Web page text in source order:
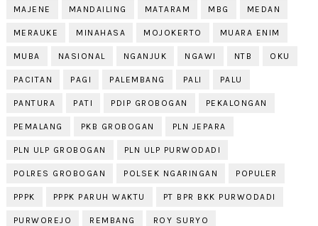
MAJENE MANDAILING MATARAM MBG MEDAN
MERAUKE MINAHASA MOJOKERTO MUARA ENIM
MUBA NASIONAL NGANJUK NGAWI NTB OKU
PACITAN PAGI PALEMBANG PALI PALU
PANTURA PATI PDIP GROBOGAN PEKALONGAN
PEMALANG PKB GROBOGAN PLN JEPARA
PLN ULP GROBOGAN PLN ULP PURWODADI
POLRES GROBOGAN POLSEK NGARINGAN POPULER
PPPK PPPK PARUH WAKTU PT BPR BKK PURWODADI
PURWOREJO REMBANG ROY SURYO